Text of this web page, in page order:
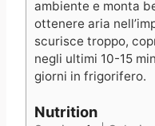
ambiente e monta
ottenere aria
scurisce troppo,
negli ultimi 10-15
giorni in frigorifero.
Nutrition